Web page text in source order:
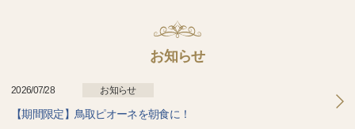
お知らせ
2026/07/28 お知らせ
【期間限定】鳥取ピオーネを朝食に！